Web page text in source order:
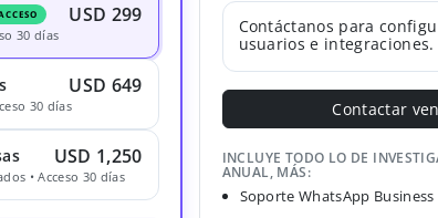
USD 299
30 días
USD 649
30 días
USD 1,250
• Acceso 30 días
Contáctanos para
usuarios e integraciones.
Contactar
INCLUYE TODO LO DE
ANUAL, MÁS:
Soporte WhatsApp Business